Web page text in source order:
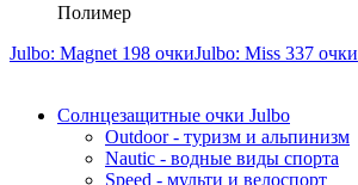
Полимер
Julbo: Magnet 198 очкиJulbo: Miss 337 очки
Солнцезащитные очки Julbo
Outdoor - туризм и альпинизм
Nautic - водные виды спорта
Speed - мульти и велоспорт